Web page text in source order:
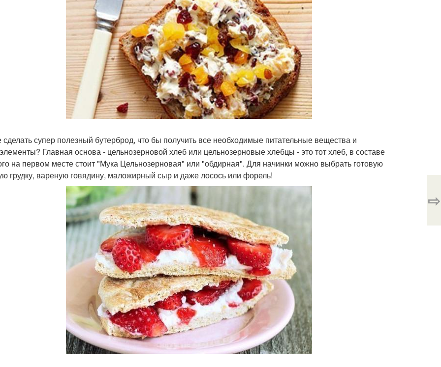
сделать супер полезный бутерброд, что бы получить все необходимые питательные вещества и
Главная основа - цельнозерновой хлеб или цельнозерновые хлебцы - это тот хлеб, в составе
на первом месте стоит "Мука Цельнозерновая" или "обдирная". Для начинки можно выбрать готовую
грудку, вареную говядину, маложирный сыр и даже лосось или форель!
⇨